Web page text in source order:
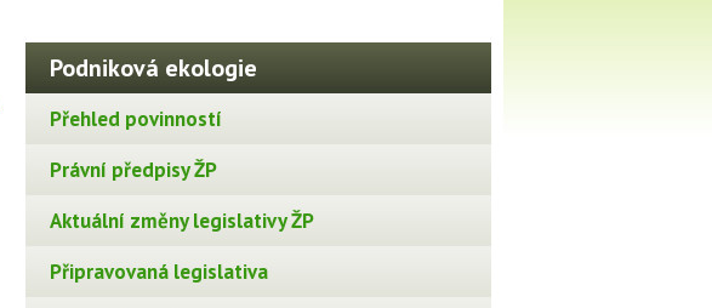
Podniková ekologie
Přehled povinností
Právní předpisy ŽP
Aktuální změny legislativy ŽP
Připravovaná legislativa